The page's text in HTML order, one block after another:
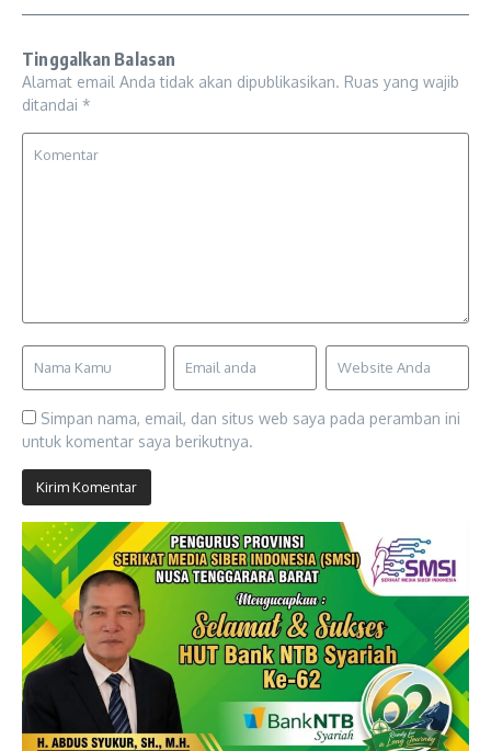
Tinggalkan Balasan
Alamat email Anda tidak akan dipublikasikan. Ruas yang wajib
ditandai *
Simpan nama, email, dan situs web saya pada peramban ini
untuk komentar saya berikutnya.